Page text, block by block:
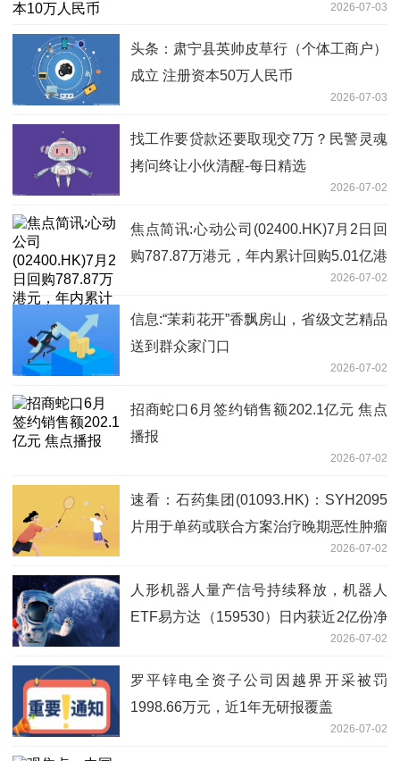
2026-07-03
头条：肃宁县英帅皮草行（个体工商户）
成立 注册资本50万人民币
2026-07-03
找工作要贷款还要取现交7万？民警灵魂
拷问终让小伙清醒-每日精选
2026-07-02
焦点简讯:心动公司(02400.HK)7月2日回
购787.87万港元，年内累计回购5.01亿港
2026-07-02
信息:“茉莉花开”香飘房山，省级文艺精品
送到群众家门口
2026-07-02
招商蛇口6月签约销售额202.1亿元 焦点
播报
2026-07-02
速看：石药集团(01093.HK)：SYH2095
片用于单药或联合方案治疗晚期恶性肿瘤
2026-07-02
人形机器人量产信号持续释放，机器人
ETF易方达（159530）日内获近2亿份净
2026-07-02
罗平锌电全资子公司因越界开采被罚
1998.66万元，近1年无研报覆盖
2026-07-02